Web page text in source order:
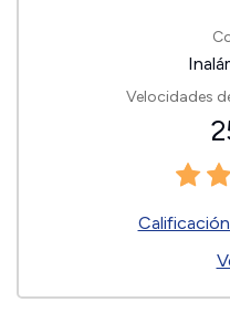
Velocidades